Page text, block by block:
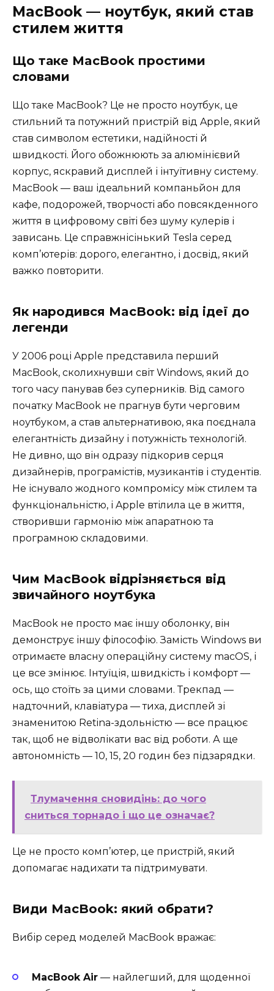
MacBook — ноутбук, який став
стилем життя
Що таке MacBook простими
словами
Що таке MacBook? Це не просто ноутбук, це
стильний та потужний пристрій від Apple, який
став символом естетики, надійності й
швидкості. Його обожнюють за алюмінієвий
корпус, яскравий дисплей і інтуїтивну систему.
MacBook — ваш ідеальний компаньйон для
кафе, подорожей, творчості або повсякденного
життя в цифровому світі без шуму кулерів і
зависань. Це справжнісінький Tesla серед
комп’ютерів: дорого, елегантно, і досвід, який
важко повторити.
Як народився MacBook: від ідеї до
легенди
У 2006 році Apple представила перший
MacBook, сколихнувши світ Windows, який до
того часу панував без суперників. Від самого
початку MacBook не прагнув бути черговим
ноутбуком, а став альтернативою, яка поєднала
елегантність дизайну і потужність технологій.
Не дивно, що він одразу підкорив серця
дизайнерів, програмістів, музикантів і студентів.
Не існувало жодного компромісу між стилем та
функціональністю, і Apple втілила це в життя,
створивши гармонію між апаратною та
програмною складовими.
Чим MacBook відрізняється від
звичайного ноутбука
MacBook не просто має іншу оболонку, він
демонструє іншу філософію. Замість Windows ви
отримаєте власну операційну систему macOS, і
це все змінює. Інтуїція, швидкість і комфорт —
ось, що стоїть за цими словами. Трекпад —
надточний, клавіатура — тиха, дисплей зі
знаменитою Retina-здольністю — все працює
так, щоб не відволікати вас від роботи. А ще
автономність — 10, 15, 20 годин без підзарядки.
Тлумачення сновидінь: до чого
сниться торнадо і що це означає?
Це не просто комп’ютер, це пристрій, який
допомагає надихати та підтримувати.
Види MacBook: який обрати?
Вибір серед моделей MacBook вражає:
MacBook Air — найлегший, для щоденної